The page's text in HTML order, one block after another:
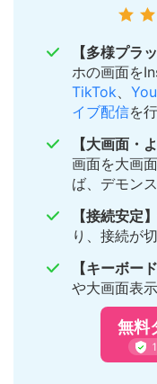
【多様プラ
ホの画面を
TikTok
イブ配信を
【大画面・
画面を大画
ば、デモン
【接続安定】
り、接続が
【キーボー
や大画面表
無料